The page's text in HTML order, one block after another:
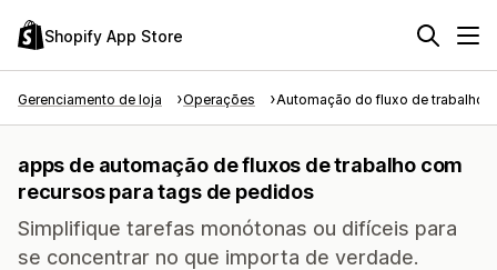
Shopify App Store
Gerenciamento de loja Operações Automação do fluxo de trabalho
apps de automação de fluxos de trabalho com
recursos para tags de pedidos
Simplifique tarefas monótonas ou difíceis para
se concentrar no que importa de verdade.